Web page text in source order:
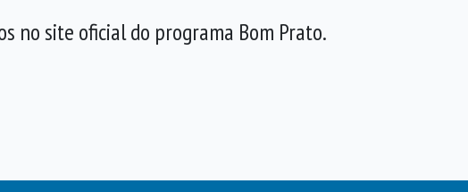
no site oficial do programa Bom Prato.